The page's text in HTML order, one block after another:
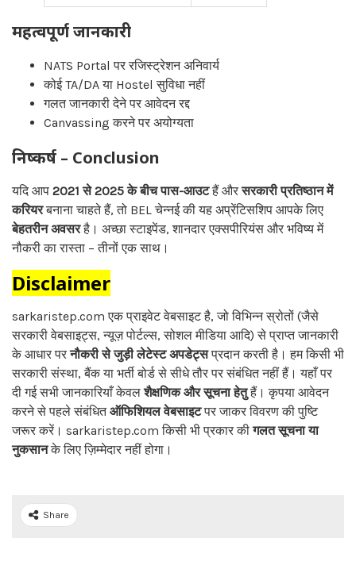
महत्वपूर्ण जानकारी
NATS Portal पर रजिस्ट्रेशन अनिवार्य
कोई TA/DA या Hostel सुविधा नहीं
गलत जानकारी देने पर आवेदन रद्द
Canvassing करने पर अयोग्यता
निष्कर्ष – Conclusion
यदि आप 2021 से 2025 के बीच पास-आउटहैं औरसरकारी प्रतिष्ठान में
करियरबनाना चाहते हैं, तो BEL चेन्नई की यह अप्रेंटिसशिप आपके लिए
बेहतरीन अवसरहै। अच्छा स्टाइपेंड, शानदार एक्सपीरियंस और भविष्य में
नौकरी का रास्ता – तीनों एक साथ।
Disclaimer
sarkaristep.com एक प्राइवेट वेबसाइट है, जो विभिन्न स्रोतों (जैसे
सरकारी वेबसाइट्स, न्यूज़ पोर्टल्स, सोशल मीडिया आदि) से प्राप्त जानकारी
के आधार परनौकरी से जुड़ी लेटेस्ट अपडेट्सप्रदान करती है। हम किसी भी
सरकारी संस्था, बैंक या भर्ती बोर्ड से सीधे तौर पर संबंधित नहीं हैं। यहाँ पर
दी गई सभी जानकारियाँ केवलशैक्षणिक और सूचना हेतुहैं। कृपया आवेदन
करने से पहले संबंधितऑफिशियल वेबसाइटपर जाकर विवरण की पुष्टि
जरूर करें। sarkaristep.com किसी भी प्रकार कीगलत सूचना या
नुकसानके लिए ज़िम्मेदार नहीं होगा।
Share